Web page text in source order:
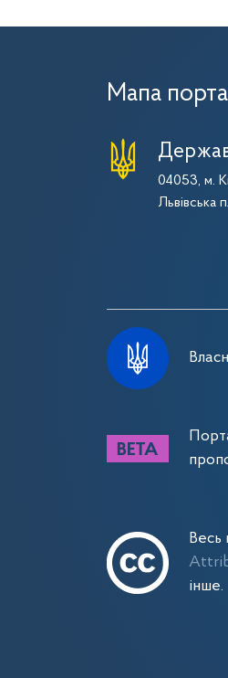
Мапа
04053, м.
Львівська
Весь
інше.